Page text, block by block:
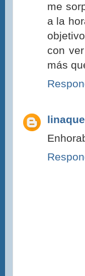
me
a la
con
más